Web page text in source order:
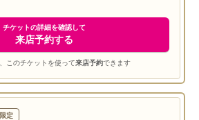
チケットの詳細を確認して
来店予約する
このチケットを使って来店予約できます
定